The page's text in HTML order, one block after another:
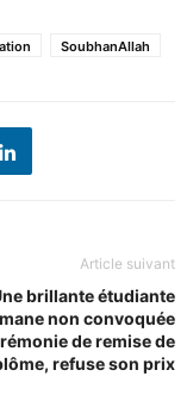
SoubhanAllah
Article suivant
brillante étudiante
non convoquée
de remise de
refuse son prix